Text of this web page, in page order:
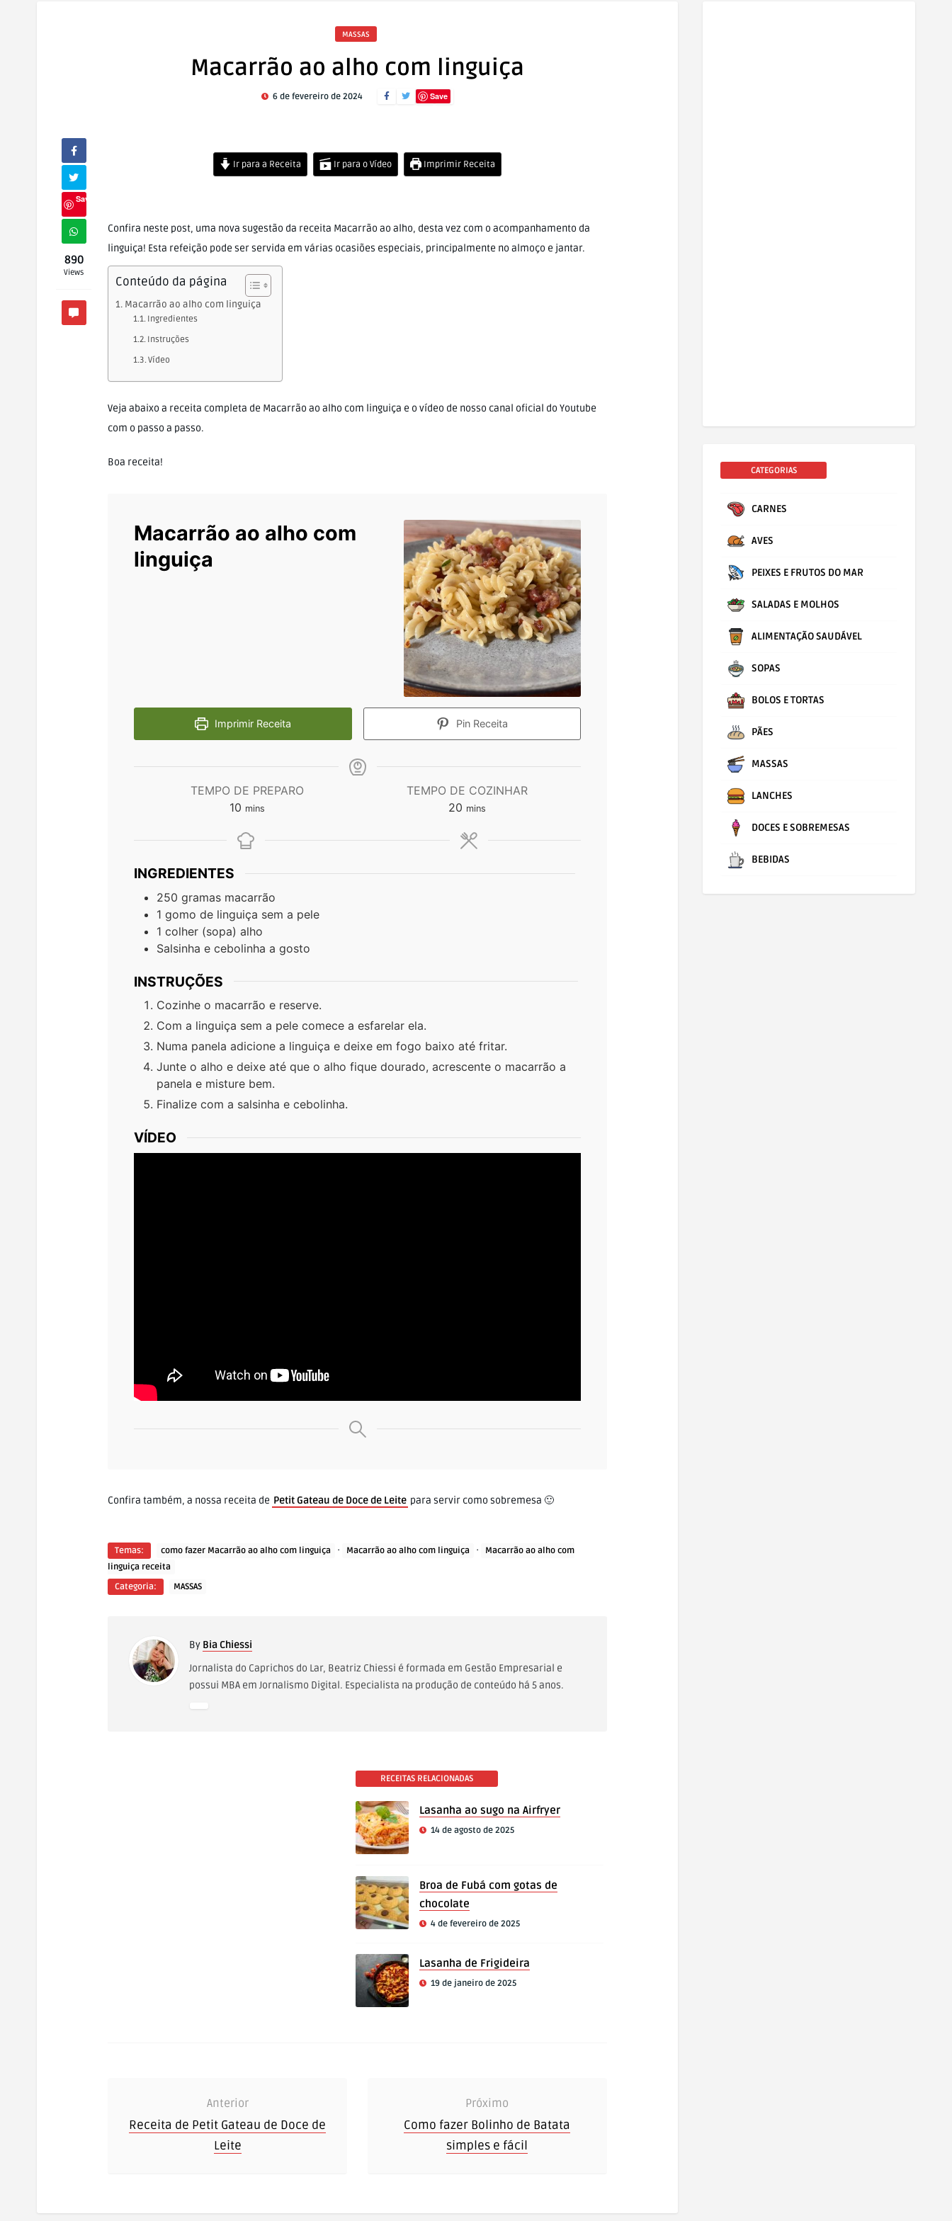
MASSAS
Macarrão ao alho com linguiça
6 de fevereiro de 2024 Save
Save
890
Views
Ir para a Receita Ir para o Vídeo Imprimir Receita
Confira neste post, uma nova sugestão da receita Macarrão ao alho, desta vez com o acompanhamento da
linguiça! Esta refeição pode ser servida em várias ocasiões especiais, principalmente no almoço e jantar.
Conteúdo da página
Macarrão ao alho com linguiça
Ingredientes
Instruções
Vídeo
Veja abaixo a receita completa de Macarrão ao alho com linguiça e o vídeo de nosso canal oficial do Youtube
com o passo a passo.
Boa receita!
Macarrão ao alho com
linguiça
Imprimir Receita Pin Receita
TEMPO DE PREPARO
10 minutes
mins
TEMPO DE COZINHAR
20 minutes
mins
INGREDIENTES
250 gramas macarrão
1 gomo de linguiça sem a pele
1 colher (sopa) alho
Salsinha e cebolinha a gosto
INSTRUÇÕES
Cozinhe o macarrão e reserve.
Com a linguiça sem a pele comece a esfarelar ela.
Numa panela adicione a linguiça e deixe em fogo baixo até fritar.
Junte o alho e deixe até que o alho fique dourado, acrescente o macarrão a
panela e misture bem.
Finalize com a salsinha e cebolinha.
VÍDEO
Confira também, a nossa receita de Petit Gateau de Doce de Leite para servir como sobremesa 🙂
Temas: como fazer Macarrão ao alho com linguiça · Macarrão ao alho com linguiça ·
Macarrão ao alho com
linguiça receita
Categoria:
MASSAS
By Bia Chiessi
Jornalista do Caprichos do Lar, Beatriz Chiessi é formada em Gestão Empresarial e
possui MBA em Jornalismo Digital. Especialista na produção de conteúdo há 5 anos.
RECEITAS RELACIONADAS
Lasanha ao sugo na Airfryer
14 de agosto de 2025
Broa de Fubá com gotas de
chocolate
4 de fevereiro de 2025
Lasanha de Frigideira
19 de janeiro de 2025
Anterior
Receita de Petit Gateau de Doce de
Leite
Próximo
Como fazer Bolinho de Batata
simples e fácil
CATEGORIAS
CARNES
AVES
PEIXES E FRUTOS DO MAR
SALADAS E MOLHOS
ALIMENTAÇÃO SAUDÁVEL
SOPAS
BOLOS E TORTAS
PÃES
MASSAS
LANCHES
DOCES E SOBREMESAS
BEBIDAS